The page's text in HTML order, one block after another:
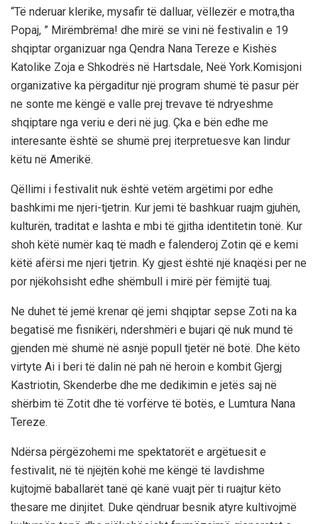
“Të nderuar klerike, mysafir të dalluar, vëllezër e motra,tha
Popaj, ” Mirëmbrëma! dhe mirë se vini në festivalin e 19
shqiptar organizuar nga Qendra Nana Tereze e Kishës
Katolike Zoja e Shkodrës në Hartsdale, Neë York.Komisjoni
organizative ka përgaditur një program shumë të pasur për
ne sonte me këngë e valle prej trevave të ndryeshme
shqiptare nga veriu e deri në jug. Çka e bën edhe me
interesante është se shumë prej iterpretuesve kan lindur
këtu në Amerikë.
Qëllimi i festivalit nuk është vetëm argëtimi por edhe
bashkimi me njeri-tjetrin. Kur jemi të bashkuar ruajm gjuhën,
kulturën, traditat e lashta e mbi të gjitha identitetin tonë. Kur
shoh këtë numër kaq të madh e falenderoj Zotin që e kemi
këtë afërsi me njeri tjetrin. Ky gjest është një knaqësi per ne
por njëkohsisht edhe shëmbull i mirë për fëmijtë tuaj.
Ne duhet të jemë krenar që jemi shqiptar sepse Zoti na ka
begatisë me fisnikëri, ndershmëri e bujari që nuk mund të
gjenden më shumë në asnjë popull tjetër në botë. Dhe këto
virtyte Ai i beri të dalin në pah në heroin e kombit Gjergj
Kastriotin, Skenderbe dhe me dedikimin e jetës saj në
shërbim të Zotit dhe të vorfërve të botës, e Lumtura Nana
Tereze.
Ndërsa përgëzohemi me spektatorët e argëtuesit e
festivalit, në të njëjtën kohë me këngë të lavdishme
kujtojmë baballarët tanë që kanë vuajt për ti ruajtur këto
thesare me dinjitet. Duke qëndruar besnik atyre kultivojmë